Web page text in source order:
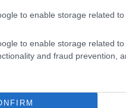
to enable storage related to
to enable storage related
and fraud prevention,
Kultúra